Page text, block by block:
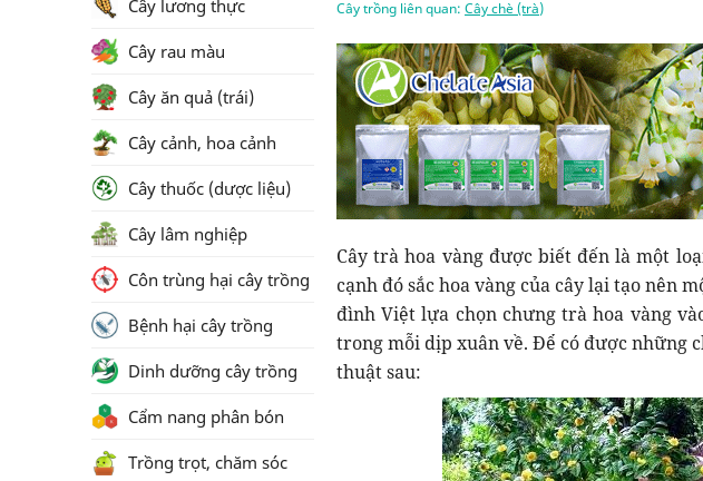
Cây trồng liên quan: Cây chè (trà)
Cây trà hoa vàng được biết đến là một
cạnh đó sắc hoa vàng của cây lại tạo nên
đình Việt lựa chọn chưng trà hoa vàng
trong mỗi dịp xuân về. Để có được những
thuật sau:
Cây lương thực
Cây rau màu
Cây ăn quả (trái)
Cây cảnh, hoa cảnh
Cây thuốc (dược liệu)
Cây lâm nghiệp
Côn trùng hại cây trồng
Bệnh hại cây trồng
Dinh dưỡng cây trồng
Cẩm nang phân bón
Trồng trọt, chăm sóc